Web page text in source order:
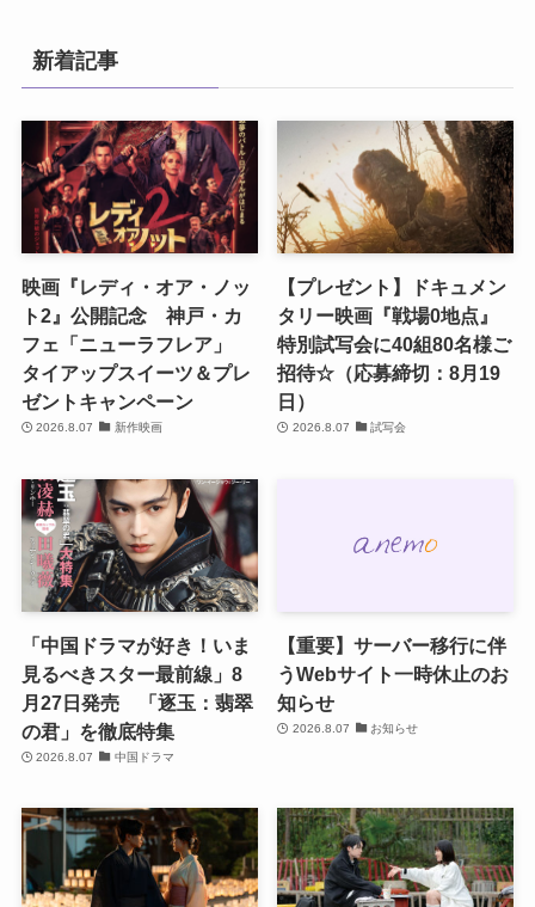
新着記事
映画『レディ・オア・ノッ
ト2』公開記念 神戸・カ
フェ「ニューラフレア」
タイアップスイーツ＆プレ
ゼントキャンペーン
2026.8.07 新作映画
【プレゼント】ドキュメン
タリー映画『戦場0地点』
特別試写会に40組80名様ご
招待☆（応募締切：8月19
日）
2026.8.07 試写会
「中国ドラマが好き！いま
見るべきスター最前線」8
月27日発売 「逐玉：翡翠
の君」を徹底特集
2026.8.07 中国ドラマ
【重要】サーバー移行に伴
うWebサイト一時休止のお
知らせ
2026.8.07 お知らせ